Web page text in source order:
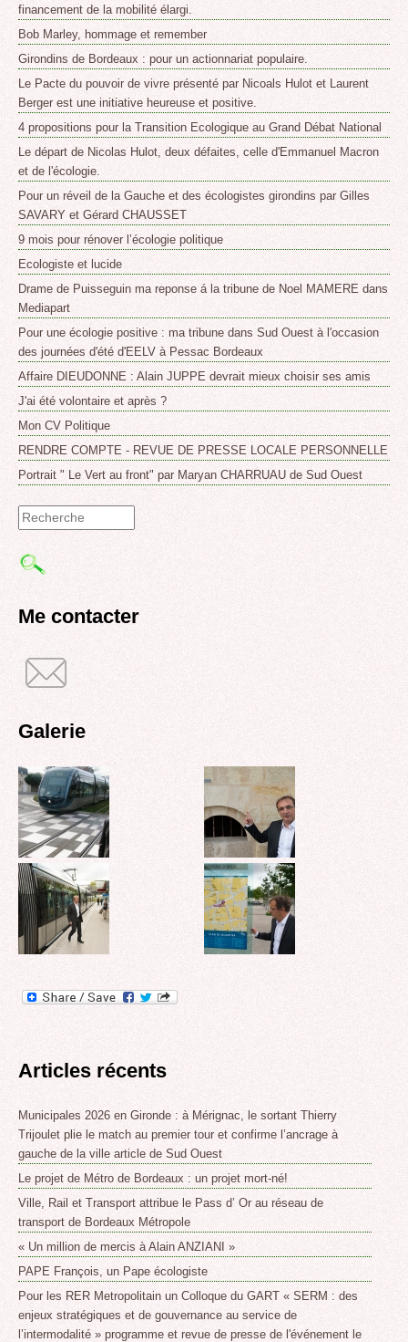
financement de la mobilité élargi.
Bob Marley, hommage et remember
Girondins de Bordeaux : pour un actionnariat populaire.
Le Pacte du pouvoir de vivre présenté par Nicoals Hulot et Laurent
Berger est une initiative heureuse et positive.
4 propositions pour la Transition Ecologique au Grand Débat National
Le départ de Nicolas Hulot, deux défaites, celle d'Emmanuel Macron
et de l'écologie.
Pour un réveil de la Gauche et des écologistes girondins par Gilles
SAVARY et Gérard CHAUSSET
9 mois pour rénover l’écologie politique
Ecologiste et lucide
Drame de Puisseguin ma reponse á la tribune de Noel MAMERE dans
Mediapart
Pour une écologie positive : ma tribune dans Sud Ouest à l'occasion
des journées d'été d'EELV à Pessac Bordeaux
Affaire DIEUDONNE : Alain JUPPE devrait mieux choisir ses amis
J'ai été volontaire et après ?
Mon CV Politique
RENDRE COMPTE - REVUE DE PRESSE LOCALE PERSONNELLE
Portrait " Le Vert au front" par Maryan CHARRUAU de Sud Ouest
de
recherche
Me contacter
Galerie
Articles récents
Municipales 2026 en Gironde : à Mérignac, le sortant Thierry
Trijoulet plie le match au premier tour et confirme l’ancrage à
gauche de la ville article de Sud Ouest
Le projet de Métro de Bordeaux : un projet mort-né!
Ville, Rail et Transport attribue le Pass d’ Or au réseau de
transport de Bordeaux Métropole
« Un million de mercis à Alain ANZIANI »
PAPE François, un Pape écologiste
Pour les RER Metropolitain un Colloque du GART « SERM : des
enjeux stratégiques et de gouvernance au service de
l’intermodalité » programme et revue de presse de l'événement le